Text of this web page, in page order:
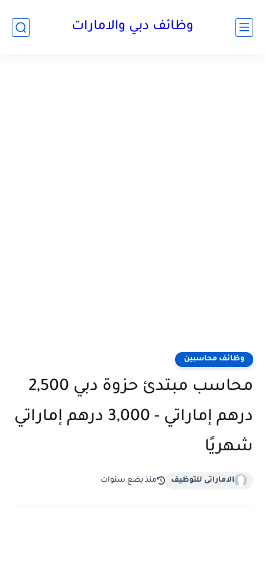
وظائف دبي والامارات
وظائف محاسبين
محاسب مبتدئ حزوة دبي 2,500
درهم إماراتي - 3,000 درهم إماراتي
شهريًا
الاماراتى للتوظيف منذ بضع سنوات